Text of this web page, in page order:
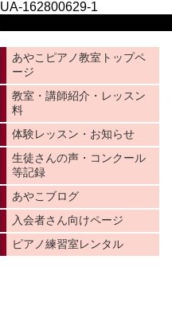
UA-162800629-1
あやこピアノ教室トップペ
ージ
教室・講師紹介・レッスン
料
体験レッスン・お知らせ
生徒さんの声・コンクール
等記録
あやこブログ
入会者さん向けページ
ピアノ練習室レンタル